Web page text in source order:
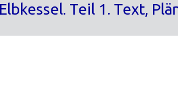
Teil 1. Text,